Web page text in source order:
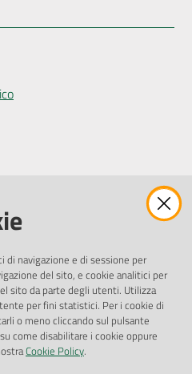
navigazione e di sessione per
del sito, e cookie analitici per
sito da parte degli utenti. Utilizza
per fini statistici. Per i cookie di
o meno cliccando sul pulsante
come disabilitare i cookie oppure
Cookie Policy.